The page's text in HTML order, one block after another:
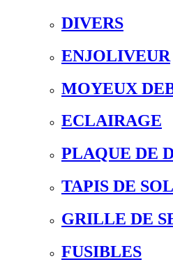
DIVERS
ENJOLIVEUR
MOYEUX
ECLAIRAGE
PLAQUE DE
TAPIS DE SOL
GRILLE DE
FUSIBLES